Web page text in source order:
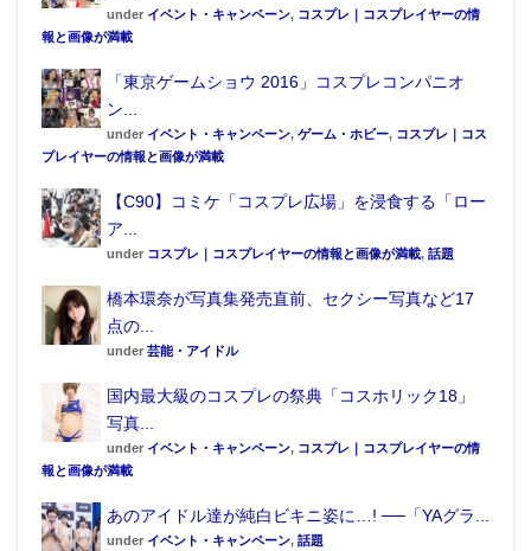
under イベント・キャンペーン, コスプレ｜コスプレイヤーの情
報と画像が満載
「東京ゲームショウ 2016」コスプレコンパニオ
ン...
under イベント・キャンペーン, ゲーム・ホビー, コスプレ｜コス
プレイヤーの情報と画像が満載
【C90】コミケ「コスプレ広場」を浸食する「ロー
ア...
under コスプレ｜コスプレイヤーの情報と画像が満載, 話題
橋本環奈が写真集発売直前、セクシー写真など17
点の...
under 芸能・アイドル
国内最大級のコスプレの祭典「コスホリック18」
写真...
under イベント・キャンペーン, コスプレ｜コスプレイヤーの情
報と画像が満載
あのアイドル達が純白ビキニ姿に…! ──「YAグラ...
under イベント・キャンペーン, 話題